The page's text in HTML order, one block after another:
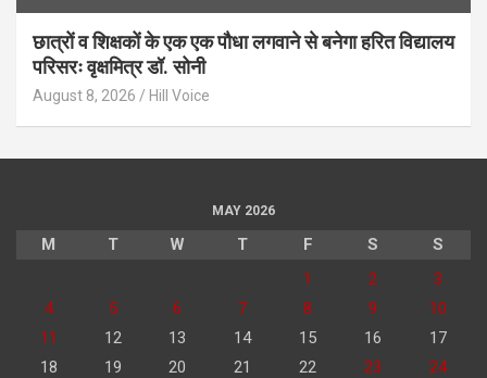
छात्रों व शिक्षकों के एक एक पौधा लगवाने से बनेगा हरित विद्यालय
परिसरः वृक्षमित्र डॉ. सोनी
August 8, 2026 Hill Voice
MAY 2026
M T W T F S
S
1
2
3
4
5 6 7 8 9
10
11
12 13 14 15 16
17
18
19 20 21 22 23
24